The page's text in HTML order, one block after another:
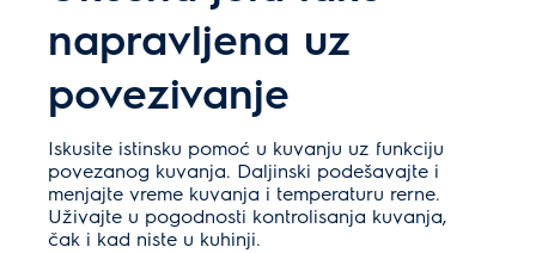
napravljena uz
povezivanje
Iskusite istinsku pomoć u kuvanju uz funkciju
povezanog kuvanja. Daljinski podešavajte i
menjajte vreme kuvanja i temperaturu rerne.
Uživajte u pogodnosti kontrolisanja kuvanja,
čak i kad niste u kuhinji.